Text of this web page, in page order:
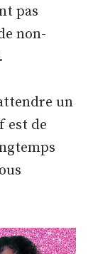
pas
non-
un
est de